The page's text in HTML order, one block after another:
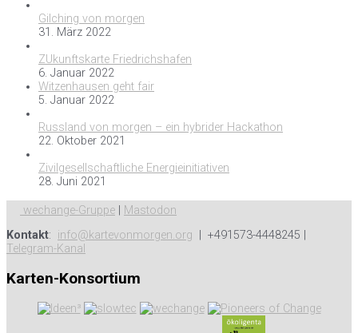
Gilching von morgen
31. März 2022
ZUkunftskarte Friedrichshafen
6. Januar 2022
Witzenhausen geht fair
5. Januar 2022
Russland von morgen – ein hybrider Hackathon
22. Oktober 2021
Zivilgesellschaftliche Energieinitiativen
28. Juni 2021
wechange-Gruppe
Mastodon
Kontakt: info@kartevonmorgen.org | +491573-4448245 |
Telegram-Kanal
Karten-Konsortium